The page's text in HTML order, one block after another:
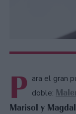
P ara el gran
doble:
Marisol y